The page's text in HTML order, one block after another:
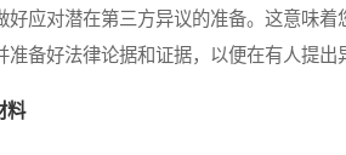
好应对潜在第三方异议的准备。这意味
备好法律论据和证据，以便在有人提出
料